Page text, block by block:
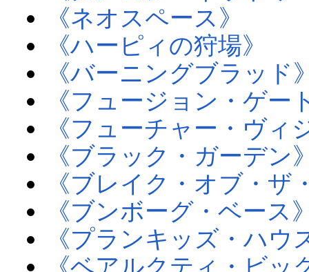
《ネオスペース》
《ハーピィの狩場》
《バーニングブラッド
《フュージョン・ゲー
《フューチャー・ヴィ
《ブラック・ガーデン
《ブレイク・オブ・ザ
《ブンボーグ・ベース
《プランキッズ・ハウ
《ベアルクティ・ビッ